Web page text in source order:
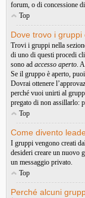
forum, o di concessione
Top
Dove trovo i
Trovi i gruppi nella
di uno di questi procedi
sono ad accesso aperto.
Se il gruppo è aperto,
Dovrai ottenere
perché vuoi unirti al
pregato di non assillarlo:
Top
Come divento
I gruppi vengono creati
desideri creare un nuovo
un messaggio privato.
Top
Perché alcuni